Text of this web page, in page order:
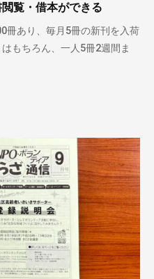
覧・借本ができる
冊あり、毎月5冊の新刊を入荷
もちろん、一人5冊2週間ま